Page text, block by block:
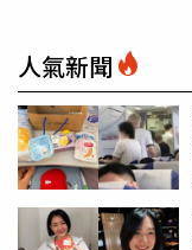
人氣新聞